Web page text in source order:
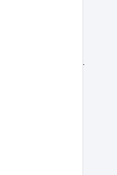
결격사유